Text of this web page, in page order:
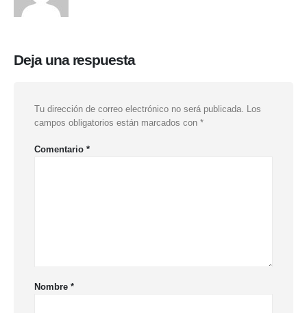
Deja una respuesta
Tu dirección de correo electrónico no será publicada. Los
campos obligatorios están marcados con *
Comentario *
Nombre *